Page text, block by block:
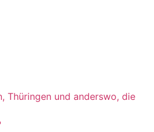
Thüringen und anderswo, die